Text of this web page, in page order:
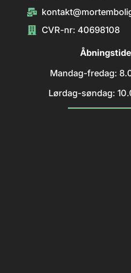
CVR-nr: 40698108
Mandag-fredag:
Lørdag-søndag: